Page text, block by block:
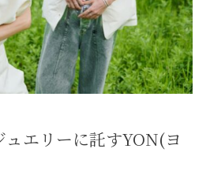
エリーに託すYON(ヨ